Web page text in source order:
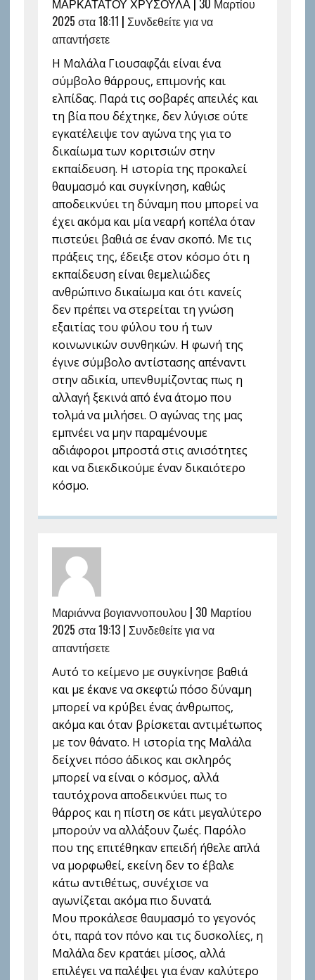
ΜΑΡΚΑΤΑΤΟΥ ΧΡΥΣΟΥΛΑ | 30 Μαρτίου
2025 στα 18:11 | Συνδεθείτε για να
απαντήσετε
Η Μαλάλα Γιουσαφζάι είναι ένα
σύμβολο θάρρους, επιμονής και
ελπίδας. Παρά τις σοβαρές απειλές και
τη βία που δέχτηκε, δεν λύγισε ούτε
εγκατέλειψε τον αγώνα της για το
δικαίωμα των κοριτσιών στην
εκπαίδευση. Η ιστορία της προκαλεί
θαυμασμό και συγκίνηση, καθώς
αποδεικνύει τη δύναμη που μπορεί να
έχει ακόμα και μία νεαρή κοπέλα όταν
πιστεύει βαθιά σε έναν σκοπό. Με τις
πράξεις της, έδειξε στον κόσμο ότι η
εκπαίδευση είναι θεμελιώδες
ανθρώπινο δικαίωμα και ότι κανείς
δεν πρέπει να στερείται τη γνώση
εξαιτίας του φύλου του ή των
κοινωνικών συνθηκών. Η φωνή της
έγινε σύμβολο αντίστασης απέναντι
στην αδικία, υπενθυμίζοντας πως η
αλλαγή ξεκινά από ένα άτομο που
τολμά να μιλήσει. Ο αγώνας της μας
εμπνέει να μην παραμένουμε
αδιάφοροι μπροστά στις ανισότητες
και να διεκδικούμε έναν δικαιότερο
κόσμο.
Μαριάννα βογιαννοπουλου | 30 Μαρτίου
2025 στα 19:13| Συνδεθείτε για να
απαντήσετε
Αυτό το κείμενο με συγκίνησε βαθιά
και με έκανε να σκεφτώ πόσο δύναμη
μπορεί να κρύβει ένας άνθρωπος,
ακόμα και όταν βρίσκεται αντιμέτωπος
με τον θάνατο. Η ιστορία της Μαλάλα
δείχνει πόσο άδικος και σκληρός
μπορεί να είναι ο κόσμος, αλλά
ταυτόχρονα αποδεικνύει πως το
θάρρος και η πίστη σε κάτι μεγαλύτερο
μπορούν να αλλάξουν ζωές. Παρόλο
που της επιτέθηκαν επειδή ήθελε απλά
να μορφωθεί, εκείνη δεν το έβαλε
κάτω αντιθέτως, συνέχισε να
αγωνίζεται ακόμα πιο δυνατά.
Μου προκάλεσε θαυμασμό το γεγονός
ότι, παρά τον πόνο και τις δυσκολίες, η
Μαλάλα δεν κρατάει μίσος, αλλά
επιλέγει να παλέψει για έναν καλύτερο